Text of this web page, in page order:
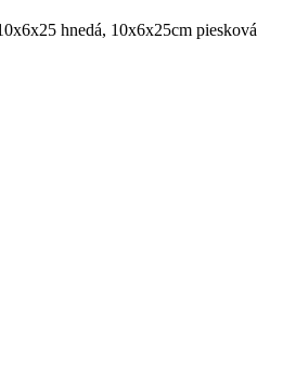
hnedá, 10x6x25cm piesková